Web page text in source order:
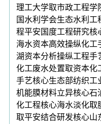
理工大学取市政工程学
国水利学会生态水利
程平安国度工程研究核
海水资本高效操纵化工
湖资本分析操纵工程手
化工废水处置取资本化
手艺核心生态部纺织工
机能膜材料立异核心石
化工程核心海水淡化取
取平安结合研发核心山